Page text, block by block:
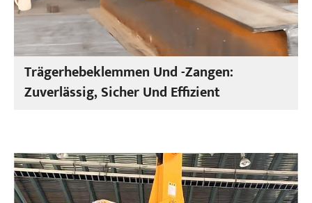
Trägerhebeklemmen Und -zangen:
Zuverlässig, Sicher Und Effizient